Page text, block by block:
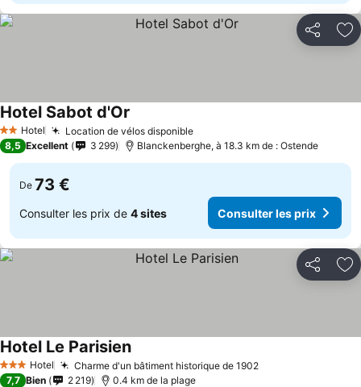
Partager
2 Étoiles
Hotel Location de vélos disponibleConsulter les prix
Hotel Sabot d'Or
8,5 Excellent 3 299 Blanckenberghe, à 18.3 km de : Ostende
De 73 €
Consulter les prix de 4 sites Consulter les prix
Partager
3 ÉtoilesHotel Charme d'un bâtiment historique de 1902Consulter les
Hotel Le ParisienConsulter les prix
7,7 Bien 2 219 0.4 km de la plage